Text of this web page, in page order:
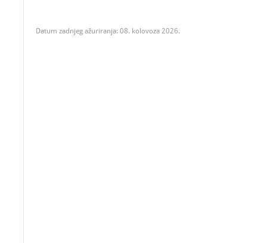
Datum zadnjeg ažuriranja: 08. kolovoza 2026.